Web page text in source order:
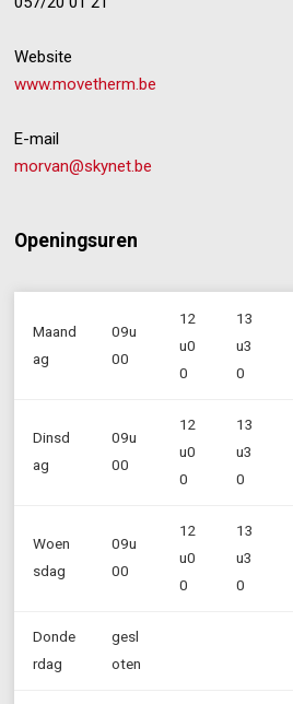
Website
www.movetherm.be
E-mail
morvan@skynet.be
Openingsuren
Maand
ag
09u
00
12
u0
0
13
u3
0
Dinsd
ag
09u
00
12
u0
0
13
u3
0
Woen
sdag
09u
00
12
u0
0
13
u3
0
Donde
rdag
gesl
oten